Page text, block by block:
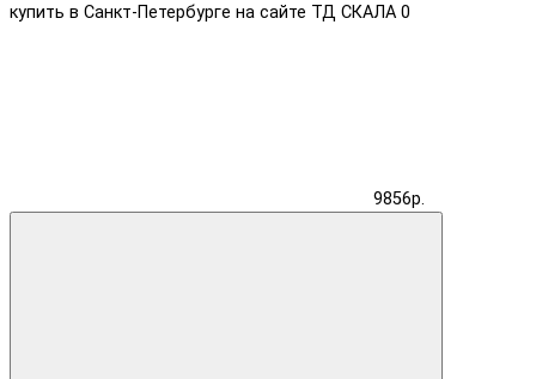
купить в Санкт-Петербурге на сайте ТД СКАЛА 0
9856р.